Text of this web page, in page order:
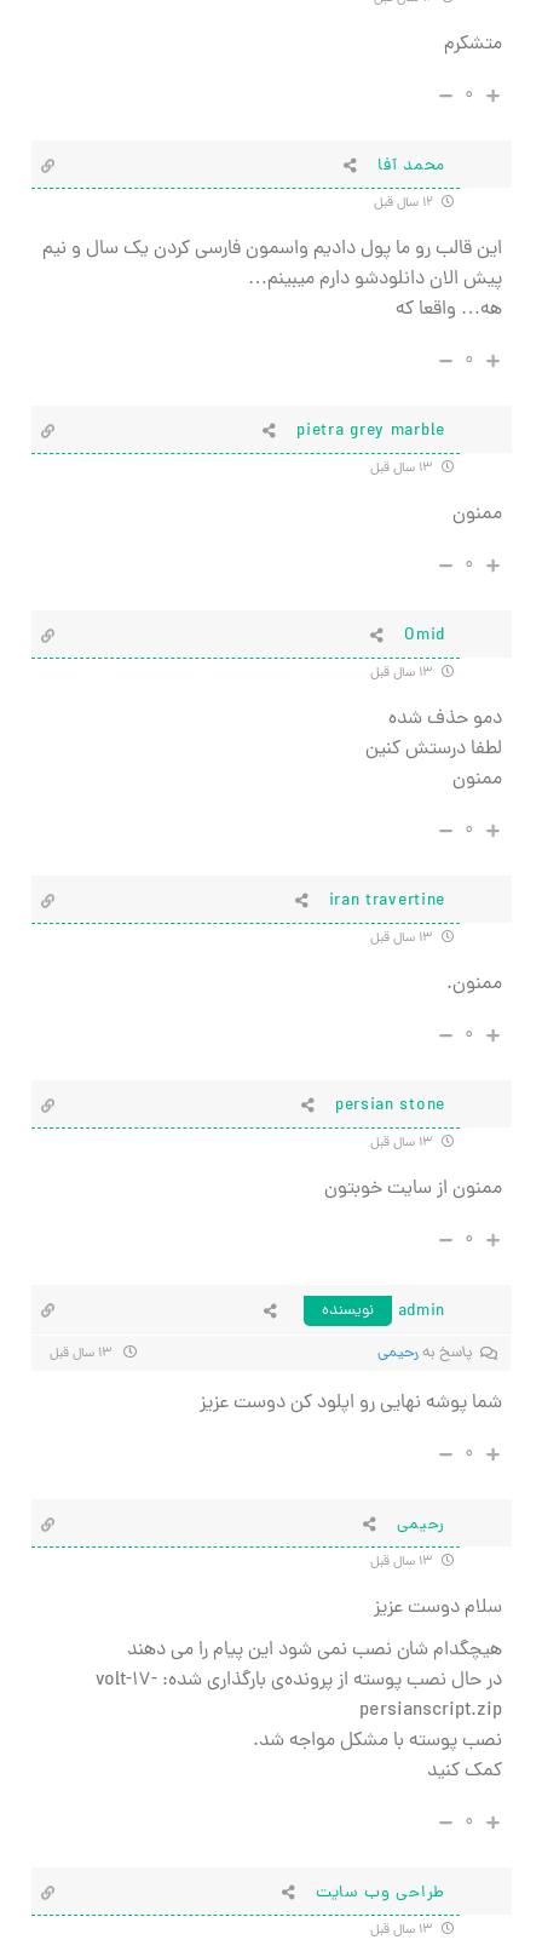
متشکرم
۰
محمد آفا
این قالب رو ما پول دادیم واسمون فارسی کردن یک سال و نیم
پیش الان دانلودشو دارم میبینم…
هه… واقعا که
۰
pietra grey marble
ممنون
۰
Omid
دمو حذف شده
لطفا درستش کنین
ممنون
۰
iran travertine
ممنون.
۰
persian stone
ممنون از سایت خوبتون
۰
admin
نویسنده
پاسخ بهرحیمی
شما پوشه نهایی رو اپلود کن دوست عزیز
۰
رحیمی
سلام دوست عزیز
هیچگدام شان نصب نمی شود این پیام را می دهند
در حال نصب پوسته از پرونده‌ی بارگذاری شده: volt-17-
persianscript.zip
نصب پوسته با مشکل مواجه شد.
کمک کنید
۰
طراحي وب سايت